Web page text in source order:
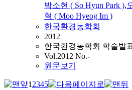
박소현 ( So Hyun Park ),
혁 ( Moo Hyeog Im )
한국환경농학회
2012
한국환경농학회 학술발
Vol.2012 No.-
원문보기
12345